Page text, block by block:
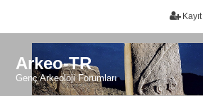
Kayıt
Arkeo-TR
Genç Arkeoloji Forumları